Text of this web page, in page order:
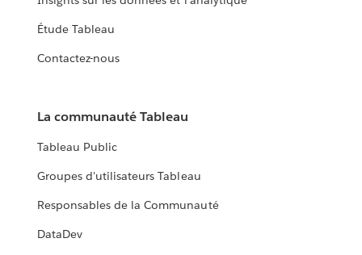
Étude Tableau
Contactez-nous
La communauté Tableau
Tableau Public
Groupes d'utilisateurs Tableau
Responsables de la Communauté
DataDev